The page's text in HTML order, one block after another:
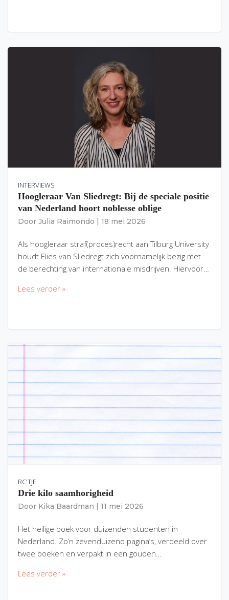
INTERVIEWS
Hoogleraar Van Sliedregt: Bij de speciale positie
van Nederland hoort noblesse oblige
Door Julia Raimondo 18 mei 2026
Als hoogleraar straf(proces)recht aan Tilburg University
houdt Elies van Sliedregt zich voornamelijk bezig met
de berechting van internationale misdrijven. Hiervoor…
Lees verder »
RC'TJE
Drie kilo saamhorigheid
Door Kika Baardman 11 mei 2026
Het heilige boek voor duizenden studenten in
Nederland. Zo’n zevenduizend pagina’s, verdeeld over
twee boeken en verpakt in een gouden…
Lees verder »